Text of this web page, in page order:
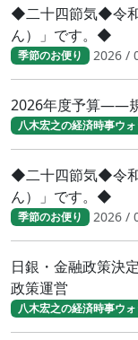
◆二十四節気◆令
ん）」です。◆
季節のお便り 2026 /
2026年度予算――
八木宏之の経済時事ウ
◆二十四節気◆令
ん）」です。◆
季節のお便り 2026 /
日銀・金融政策決
政策運営
八木宏之の経済時事ウ